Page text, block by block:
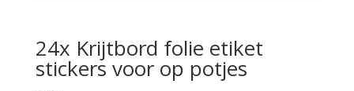
24x Krijtbord folie etiket
stickers voor op potjes